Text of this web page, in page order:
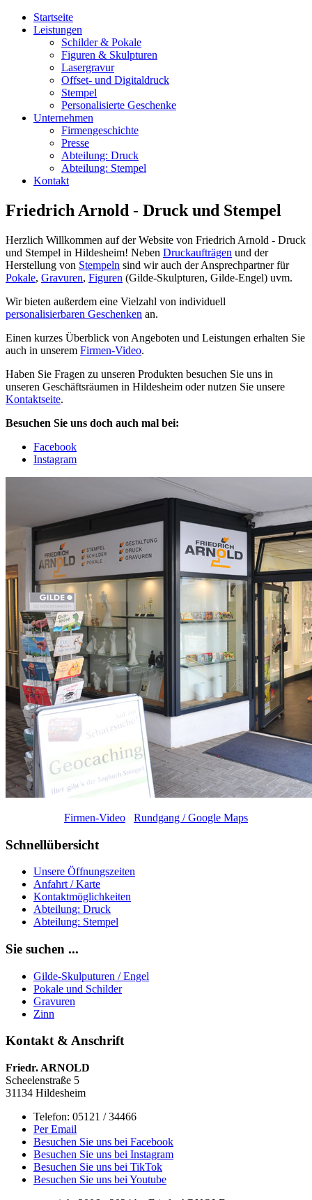
Startseite
Leistungen
Schilder & Pokale
Figuren & Skulpturen
Lasergravur
Offset- und Digitaldruck
Stempel
Personalisierte Geschenke
Unternehmen
Firmengeschichte
Presse
Abteilung: Druck
Abteilung: Stempel
Kontakt
Friedrich Arnold - Druck und Stempel
Herzlich Willkommen auf der Website von Friedrich Arnold - Druck
und Stempel in Hildesheim! Neben Druckaufträgen und der
Herstellung von Stempeln sind wir auch der Ansprechpartner für
Pokale, Gravuren, Figuren (Gilde-Skulpturen, Gilde-Engel) uvm.
Wir bieten außerdem eine Vielzahl von individuell
personalisierbaren Geschenken an.
Einen kurzes Überblick von Angeboten und Leistungen erhalten Sie
auch in unserem Firmen-Video.
Haben Sie Fragen zu unseren Produkten besuchen Sie uns in
unseren Geschäftsräumen in Hildesheim oder nutzen Sie unsere
Kontaktseite.
Besuchen Sie uns doch auch mal bei:
Facebook
Instagram
Firmen-Video Rundgang / Google Maps
Schnellübersicht
Unsere Öffnungszeiten
Anfahrt / Karte
Kontaktmöglichkeiten
Abteilung: Druck
Abteilung: Stempel
Sie suchen ...
Gilde-Skulputuren / Engel
Pokale und Schilder
Gravuren
Zinn
Kontakt & Anschrift
Friedr. ARNOLD
Scheelenstraße 5
31134 Hildesheim
Telefon: 05121 / 34466
Per Email
Besuchen Sie uns bei Facebook
Besuchen Sie uns bei Instagram
Besuchen Sie uns bei TikTok
Besuchen Sie uns bei Youtube